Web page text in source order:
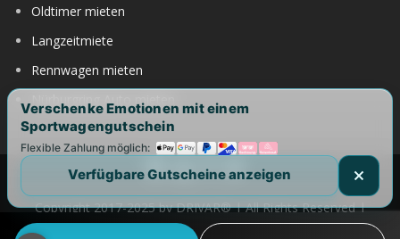
Oldtimer mieten
Langzeitmiete
Rennwagen mieten
Nürburgring Auto mieten
Copyright 2017-2025 by DRIVAR® | All Rights Reserved |
DRIVAR weltweit:DRIVAR.de |DRIVAR.ch|DRIVAR.at|
Verschenke Emotionen mit einem
Sportwagengutschein
Flexible Zahlung möglich:
Verfügbare Gutscheine anzeigen